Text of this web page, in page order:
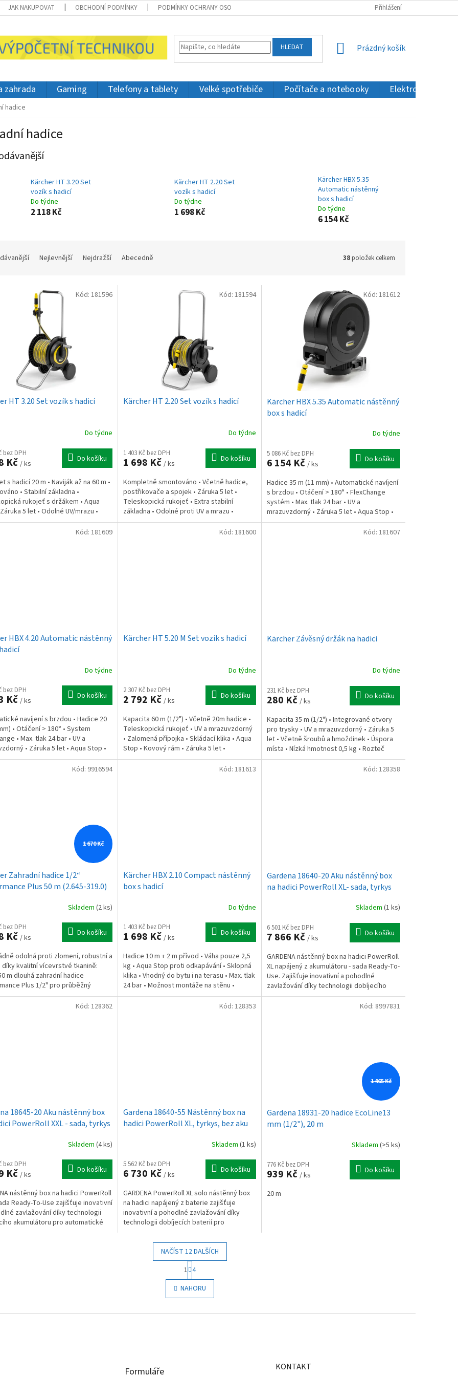
JAK NAKUPOVAT OBCHODNÍ PODMÍNKY PODMÍNKY OCHRANY OSOBNÍCH ÚDAJŮ Přihlášení
HLEDAT
NÁKUPNÍ
Prázdný košík
zahrada Gaming Telefony a tablety Velké spotřebiče Počítače a notebooky Elektronika a IT
hadice
hadice
Kärcher HT 3.20 Set
vozík s hadicí
Do týdne
2 118 Kč
Kärcher HT 2.20 Set
vozík s hadicí
Do týdne
1 698 Kč
Kärcher HBX 5.35
Automatic nástěnný
box s hadicí
Do týdne
6 154 Kč
Nejlevnější Nejdražší Abecedně 38položek celkem
HT 3.20 Set vozík s hadicí
Do týdne
bez DPH
Kč / ks Do košíku
s hadicí 20 m • Naviják až na 60 m •
• Stabilní základna •
rukojeť s držákem • Aqua
5 let • Odolné UV/mrazu •
24 bar •...
Kód: 181596
Kärcher HT 2.20 Set vozík s hadicí
Do týdne
1 403 Kč bez DPH
1 698 Kč / ks Do košíku
Kompletně smontováno • Včetně hadice,
postřikovače a spojek • Záruka 5 let •
Teleskopická rukojeť • Extra stabilní
základna • Odolné proti UV a mrazu •
Skládací klika • Hmotnost...
Kód: 181594
Kärcher HBX 5.35 Automatic nástěnný
box s hadicí
Do týdne
5 086 Kč bez DPH
6 154 Kč / ks Do košíku
Hadice 35 m (11 mm) • Automatické navíjení
s brzdou • Otáčení > 180° • FlexChange
systém • Max. tlak 24 bar • UV a
mrazuvzdorný • Záruka 5 let • Aqua Stop •
Úložné otvory pro...
Kód: 181612
HBX 4.20 Automatic nástěnný
Do týdne
bez DPH
Kč / ks Do košíku
navíjení s brzdou • Hadice 20
• Otáčení > 180° • System
• Max. tlak 24 bar • UV a
• Záruka 5 let • Aqua Stop •
háčky...
Kód: 181609
Kärcher HT 5.20 M Set vozík s hadicí
Do týdne
2 307 Kč bez DPH
2 792 Kč / ks Do košíku
Kapacita 60 m (1/2") • Včetně 20m hadice •
Teleskopická rukojeť • UV a mrazuvzdorný
• Zalomená přípojka • Skládací klika • Aqua
Stop • Kovový rám • Záruka 5 let •
Postřikovač
Kód: 181600
Kärcher Závěsný držák na hadici
Do týdne
231 Kč bez DPH
280 Kč / ks Do košíku
Kapacita 35 m (1/2") • Integrované otvory
pro trysky • UV a mrazuvzdorný • Záruka 5
let • Včetně šroubů a hmoždinek • Úspora
místa • Nízká hmotnost 0,5 kg • Rozteč
montáže 115...
Kód: 181607
1 670 Kč
Zahradní hadice 1/2“
Plus 50 m (2.645-319.0)
Skladem (2 ks)
bez DPH
Kč / ks Do košíku
odolná proti zlomení, robustní a
díky kvalitní vícevrstvé tkanině:
m dlouhá zahradní hadice
Plus 1/2" pro průběžný
Kód: 9916594
Kärcher HBX 2.10 Compact nástěnný
box s hadicí
Do týdne
1 403 Kč bez DPH
1 698 Kč / ks Do košíku
Hadice 10 m + 2 m přívod • Váha pouze 2,5
kg • Aqua Stop proti odkapávání • Sklopná
klika • Vhodný do bytu i na terasu • Max. tlak
24 bar • Možnost montáže na stěnu •
Úložný...
Kód: 181613
Gardena 18640-20 Aku nástěnný box
na hadici PowerRoll XL- sada, tyrkys
Skladem (1 ks)
6 501 Kč bez DPH
7 866 Kč / ks Do košíku
GARDENA nástěnný box na hadici PowerRoll
XL napájený z akumulátoru - sada Ready-To-
Use. Zajišťuje inovativní a pohodlné
zavlažování díky technologii dobíjecího
akumulátoru pro...
Kód: 128358
18645-20 Aku nástěnný box
PowerRoll XXL - sada, tyrkys
Skladem (4 ks)
bez DPH
Kč / ks Do košíku
nástěnný box na hadici PowerRoll
Ready-To-Use zajišťuje inovativní
zavlažování díky technologii
akumulátoru pro automatické
Kód: 128362
Gardena 18640-55 Nástěnný box na
hadici PowerRoll XL, tyrkys, bez aku
Skladem (1 ks)
5 562 Kč bez DPH
6 730 Kč / ks Do košíku
GARDENA PowerRoll XL solo nástěnný box
na hadici napájený z baterie zajišťuje
inovativní a pohodlné zavlažování díky
technologii dobíjecích baterií pro
Kód: 128353
1 465 Kč
Gardena 18931-20 hadice EcoLine13
mm (1/2"), 20 m
Skladem (>5 ks)
776 Kč bez DPH
939 Kč / ks Do košíku
20 m
Kód: 8997831
O
v
l
d
NAČÍST 12 DALŠÍCH
S
t
r
á
n
o
1 4
NAHORU
Formuláře KONTAKT